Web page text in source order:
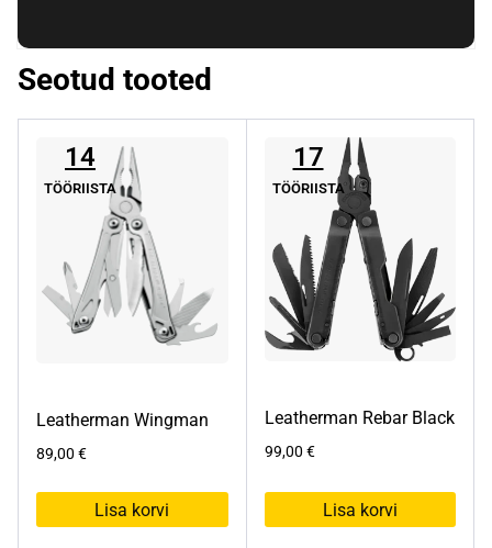
Seotud tooted
14
TÖÖRIISTA
Leatherman Wingman
89,00 €
Lisa korvi
17
TÖÖRIISTA
Leatherman Rebar Black
99,00 €
Lisa korvi